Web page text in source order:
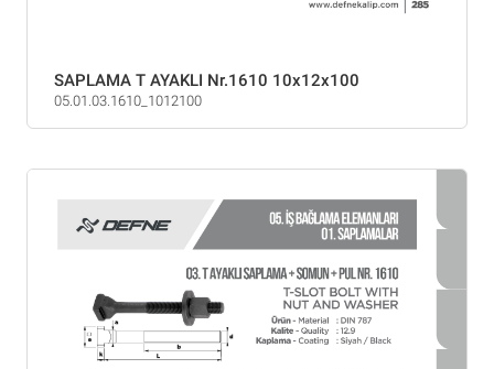
SAPLAMA T AYAKLI Nr.1610 10x12x100
05.01.03.1610_1012100